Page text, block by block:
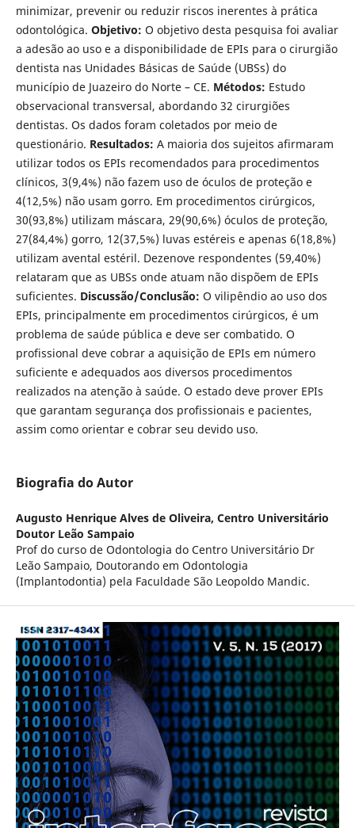
minimizar, prevenir ou reduzir riscos inerentes à prática
odontológica. Objetivo: O objetivo desta pesquisa foi avaliar
a adesão ao uso e a disponibilidade de EPIs para o cirurgião
dentista nas Unidades Básicas de Saúde (UBSs) do
município de Juazeiro do Norte – CE. Métodos: Estudo
observacional transversal, abordando 32 cirurgiões
dentistas. Os dados foram coletados por meio de
questionário. Resultados: A maioria dos sujeitos afirmaram
utilizar todos os EPIs recomendados para procedimentos
clínicos, 3(9,4%) não fazem uso de óculos de proteção e
4(12,5%) não usam gorro. Em procedimentos cirúrgicos,
30(93,8%) utilizam máscara, 29(90,6%) óculos de proteção,
27(84,4%) gorro, 12(37,5%) luvas estéreis e apenas 6(18,8%)
utilizam avental estéril. Dezenove respondentes (59,40%)
relataram que as UBSs onde atuam não dispõem de EPIs
suficientes. Discussão/Conclusão: O vilipêndio ao uso dos
EPIs, principalmente em procedimentos cirúrgicos, é um
problema de saúde pública e deve ser combatido. O
profissional deve cobrar a aquisição de EPIs em número
suficiente e adequados aos diversos procedimentos
realizados na atenção à saúde. O estado deve prover EPIs
que garantam segurança dos profissionais e pacientes,
assim como orientar e cobrar seu devido uso.
Biografia do Autor
Augusto Henrique Alves de Oliveira, Centro Universitário
Doutor Leão Sampaio
Prof do curso de Odontologia do Centro Universitário Dr
Leão Sampaio, Doutorando em Odontologia
(Implantodontia) pela Faculdade São Leopoldo Mandic.